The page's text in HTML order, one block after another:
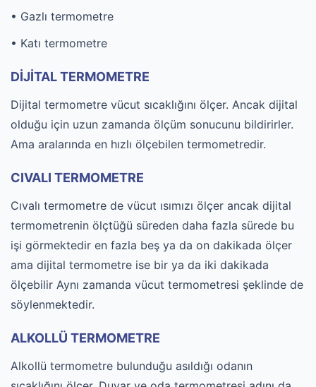
• Gazlı termometre
• Katı termometre
DİJİTAL TERMOMETRE
Dijital termometre vücut sıcaklığını ölçer. Ancak dijital
olduğu için uzun zamanda ölçüm sonucunu bildirirler.
Ama aralarında en hızlı ölçebilen termometredir.
CIVALI TERMOMETRE
Cıvalı termometre de vücut ısımızı ölçer ancak dijital
termometrenin ölçtüğü süreden daha fazla sürede bu
işi görmektedir en fazla beş ya da on dakikada ölçer
ama dijital termometre ise bir ya da iki dakikada
ölçebilir Aynı zamanda vücut termometresi şeklinde de
söylenmektedir.
ALKOLLÜ TERMOMETRE
Alkollü termometre bulunduğu asıldığı odanın